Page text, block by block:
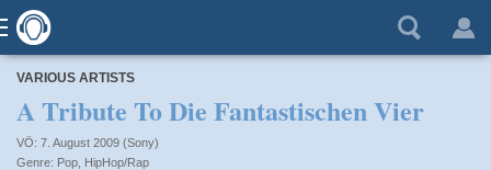
VARIOUS ARTISTS
A Tribute To Die Fantastischen Vier
VÖ: 7. August 2009 (Sony)
Pop HipHop/Rap